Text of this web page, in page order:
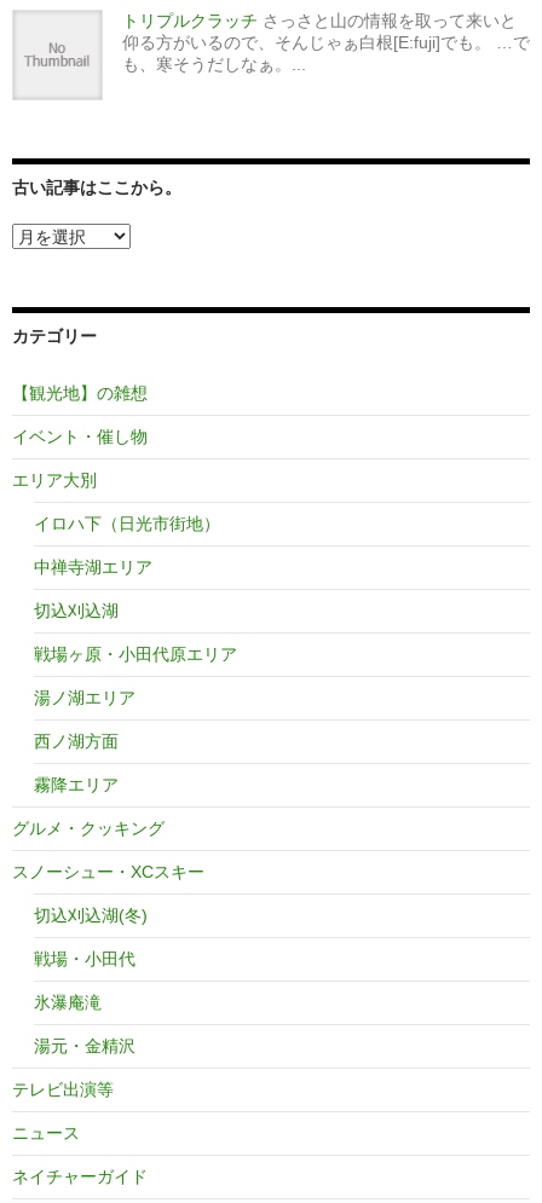
トリプルクラッチ さっさと山の情報を取って来いと
仰る方がいるので、そんじゃぁ白根[E:fuji]でも。 …で
も、寒そうだしなぁ。...
古い記事はここから。
古
い
こ
か
ら。
カテゴリー
【観光地】の雑想
イベント・催し物
エリア大別
イロハ下（日光市街地）
中禅寺湖エリア
切込刈込湖
戦場ヶ原・小田代原エリア
湯ノ湖エリア
西ノ湖方面
霧降エリア
グルメ・クッキング
スノーシュー・XCスキー
切込刈込湖(冬)
戦場・小田代
氷瀑庵滝
湯元・金精沢
テレビ出演等
ニュース
ネイチャーガイド